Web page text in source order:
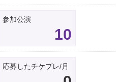
参加公演
10
応募したチケプレ/月